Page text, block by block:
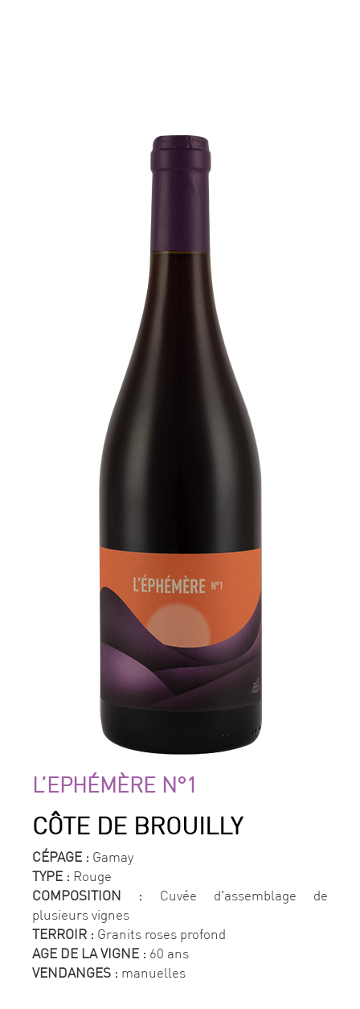
L’EPHÉMÈRE N°1
CÔTE DE BROUILLY
CÉPAGE : Gamay
TYPE : Rouge
COMPOSITION : Cuvée d'assemblage de
plusieurs vignes
TERROIR : Granits roses profond
AGE DE LA VIGNE : 60 ans
VENDANGES : manuelles